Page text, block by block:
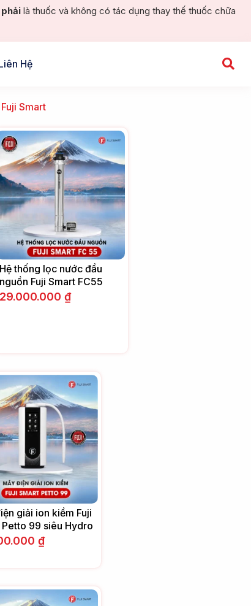
là thuốc và không có tác dụng thay thế thuốc chữa
Hệ
Fuji Smart
Hệ thống lọc nước đầu
nguồn Fuji Smart FC55
29.000.000₫
giải ion kiềm Fuji
Petto 99 siêu Hydro
₫